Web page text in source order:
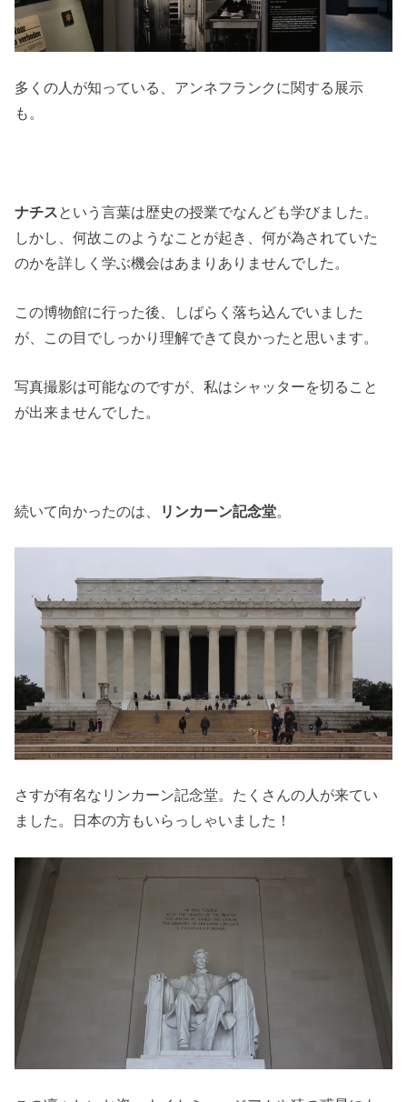
多くの人が知っている、アンネフランクに関する展示
も。
ナチス という言葉は歴史の授業でなんども学びました。
しかし、何故このようなことが起き、何が為されていた
のかを詳しく学ぶ機会はあまりありませんでした。
この博物館に行った後、しばらく落ち込んでいました
が、この目でしっかり理解できて良かったと思います。
写真撮影は可能なのですが、私はシャッターを切ること
が出来ませんでした。
続いて向かったのは、 リンカーン記念堂。
さすが有名なリンカーン記念堂。たくさんの人が来てい
ました。日本の方もいらっしゃいました！